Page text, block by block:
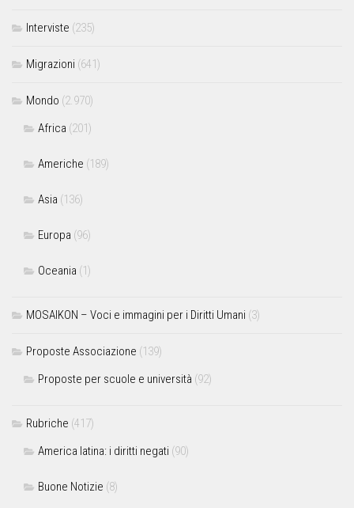
Interviste (235)
Migrazioni (641)
Mondo (2.970)
Africa (201)
Americhe (189)
Asia (136)
Europa (96)
Oceania (1)
MOSAIKON – Voci e immagini per i Diritti Umani (3)
Proposte Associazione (139)
Proposte per scuole e università (92)
Rubriche (417)
America latina: i diritti negati (90)
Buone Notizie (8)